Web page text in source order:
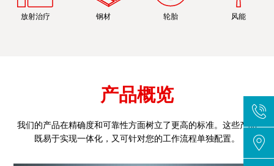
放射治疗 钢材 轮胎 风能
产品概览
我们的产品在精确度和可靠性方面树立了更高的标准。这些产品
既易于实现一体化，又可针对您的工作流程单独配置。